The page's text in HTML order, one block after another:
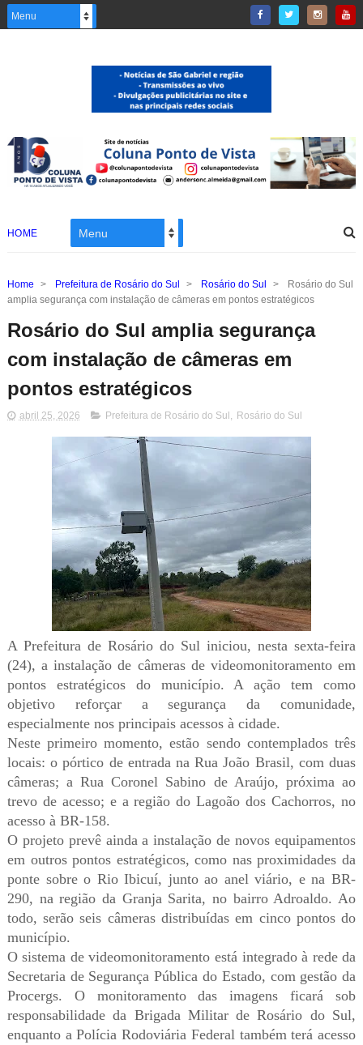
HOME
Home > Prefeitura de Rosário do Sul > Rosário do Sul >
Rosário do Sul
amplia segurança com instalação de câmeras em pontos estratégicos
Rosário do Sul amplia segurança
com instalação de câmeras em
pontos estratégicos
abril 25, 2026 Prefeitura de Rosário do Sul , Rosário do Sul
A Prefeitura de Rosário do Sul iniciou, nesta sexta-feira
(24), a instalação de câmeras de videomonitoramento em
pontos estratégicos do município. A ação tem como
objetivo reforçar a segurança da comunidade,
especialmente nos principais acessos à cidade.
Neste primeiro momento, estão sendo contemplados três
locais: o pórtico de entrada na Rua João Brasil, com duas
câmeras; a Rua Coronel Sabino de Araújo, próxima ao
trevo de acesso; e a região do Lagoão dos Cachorros, no
acesso à BR-158.
O projeto prevê ainda a instalação de novos equipamentos
em outros pontos estratégicos, como nas proximidades da
ponte sobre o Rio Ibicuí, junto ao anel viário, e na BR-
290, na região da Granja Sarita, no bairro Adroaldo. Ao
todo, serão seis câmeras distribuídas em cinco pontos do
município.
O sistema de videomonitoramento está integrado à rede da
Secretaria de Segurança Pública do Estado, com gestão da
Procergs. O monitoramento das imagens ficará sob
responsabilidade da Brigada Militar de Rosário do Sul,
enquanto a Polícia Rodoviária Federal também terá acesso